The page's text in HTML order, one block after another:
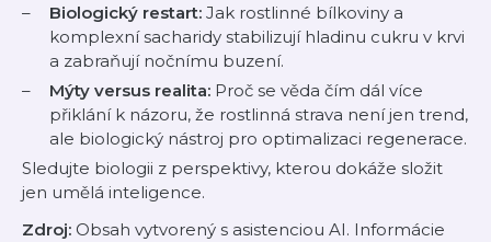
Biologický restart: Jak rostlinné bílkoviny a
komplexní sacharidy stabilizují hladinu cukru v krvi
a zabraňují nočnímu buzení.
Mýty versus realita: Proč se věda čím dál více
přiklání k názoru, že rostlinná strava není jen trend,
ale biologický nástroj pro optimalizaci regenerace.
Sledujte biologii z perspektivy, kterou dokáže složit
jen umělá inteligence.
Zdroj: Obsah vytvorený s asistenciou AI. Informácie